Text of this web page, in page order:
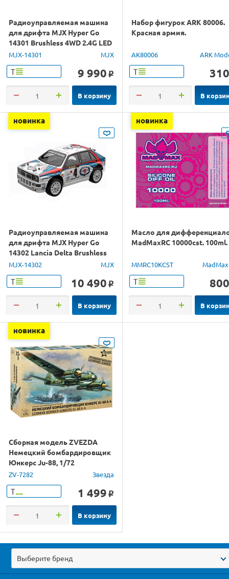
Радиоуправляемая машина
для дрифта MJX Hyper Go
14301 Brushless 4WD 2.4G LED
1/14 RTR
MJX-14301 MJX
Т 9 990 o
В корзину
Набор фигурок ARK 80006.
Красная армия.
AK80006 ARK
Т 310
В
новинка
Радиоуправляемая машина
для дрифта MJX Hyper Go
14302 Lancia Delta Brushless
4WD 2.4G LED 1/14 RTR
MJX-14302 MJX
Т 10 490 o
В корзину
новинка
Масло для
MadMaxRC 10000cst. 100ml.
MMRC10KCST
Т 800
В
новинка
Сборная модель ZVEZDA
Немецкий бомбардировщик
Юнкерс Ju-88, 1/72
ZV-7282 Звезда
Т 1 499 o
В корзину
Выберите бренд